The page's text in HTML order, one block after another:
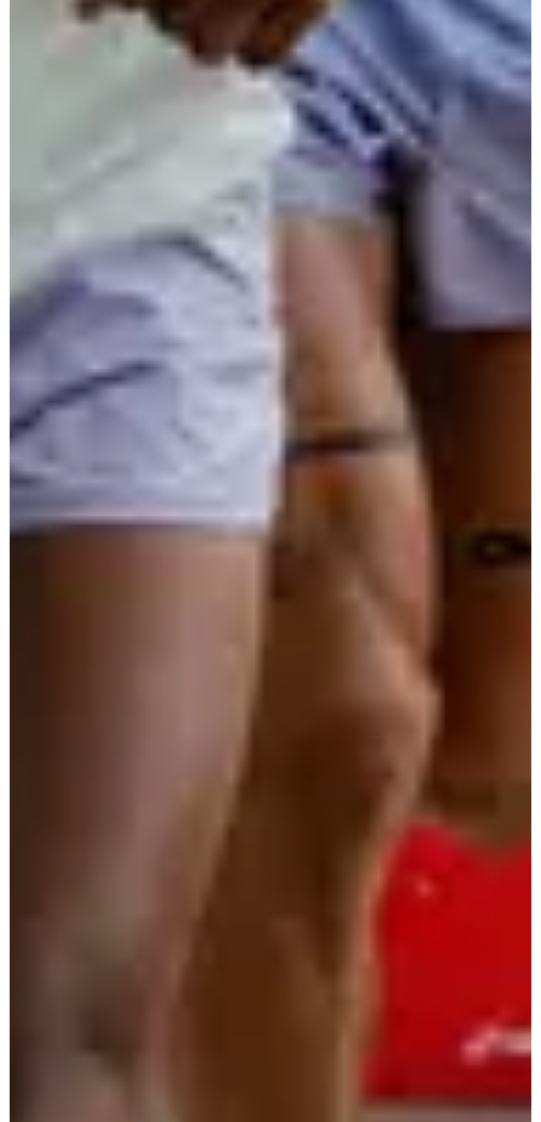
Venez relever ce défi vibrant qui donne envie de repousser ses
limites. Que vous soyez un coureur aguerri ou un amateur en quête
de challenge, la Decathlonienne vous promet une aventure unique.
Retrait des dossards :
- Jeudi 24/09 au Decathlon Lisieux au rayon run de
14h à 19h
Vendredi 25/09 au Decathlon Lisieux au rayon run de 14h à 19h
Horaires
Ouverture du village - 16h00
RDV:A l'entrée du Decathlon Lisieux
Echauffement : 17h
Départ à 17h30 du Decathlon Lisieux
Fermeture du village - 20h00